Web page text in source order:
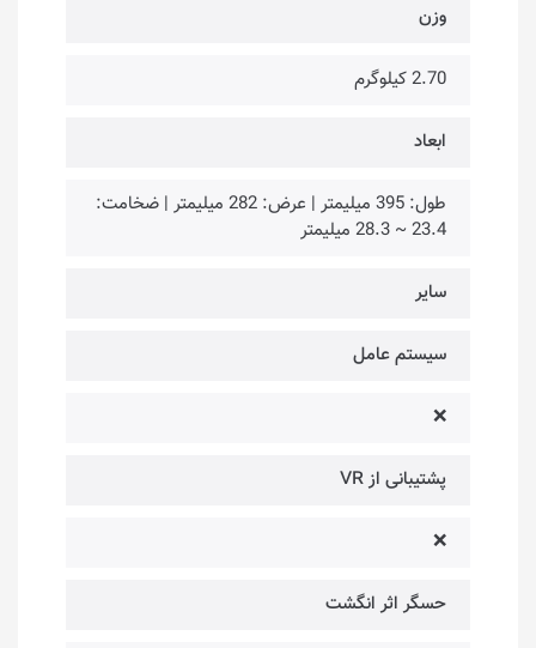
وزن
2.70 کیلوگرم
ابعاد
طول: 395 میلیمتر | عرض: 282 میلیمتر | ضخامت:
23.4 ~ 28.3 میلیمتر
سایر
سیستم عامل
❌
پشتیبانی از VR
❌
حسگر اثر انگشت